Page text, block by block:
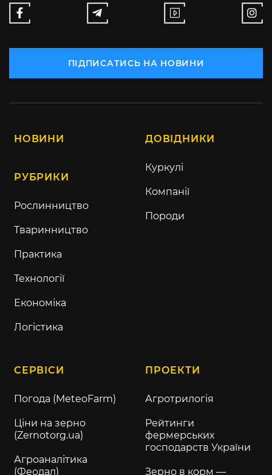
ПІДПИСАТИСЬ НА НОВИНИ
НОВИНИ
РУБРИКИ
Рослинництво
Тваринництво
Практика
Технології
Економіка
Логістика
ДОВІДНИКИ
Куркулі
Компанії
Породи
СЕРВІСИ
Погода (MeteoFarm)
Ціни на зерно
(Zernotorg.ua)
Агроаналітика
(Феодал)
ПРОЕКТИ
Агротрилогія
Рейтинги
фермерських
господарств України
Зерно в корм —